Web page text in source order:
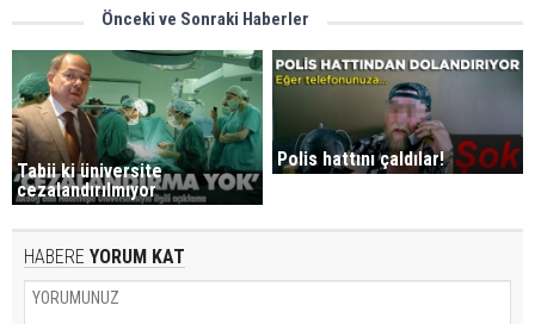
Önceki ve Sonraki Haberler
Tabii ki üniversite
cezalandırılmıyor
Polis hattını çaldılar!
HABERE YORUM KAT